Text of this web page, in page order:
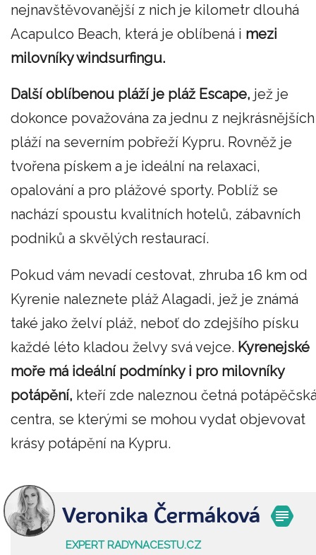
nejnavštěvovanější z nich je kilometr dlouhá
Acapulco Beach, která je oblíbená i mezi
milovníky windsurfingu.
Další oblíbenou pláží je pláž Escape, jež je
dokonce považována za jednu z nejkrásnějších
pláží na severním pobřeží Kypru. Rovněž je
tvořena pískem a je ideální na relaxaci,
opalování a pro plážové sporty. Poblíž se
nachází spoustu kvalitních hotelů, zábavních
podniků a skvělých restaurací.
Pokud vám nevadí cestovat, zhruba 16 km od
Kyrenie naleznete pláž Alagadi, jež je známá
také jako želví pláž, neboť do zdejšího písku
každé léto kladou želvy svá vejce. Kyrenejské
moře má ideální podmínky i pro milovníky
potápění, kteří zde naleznou četná
centra, se kterými se mohou vydat objevovat
krásy potápění na Kypru.
Veronika Čermáková
EXPERT RADYNACESTU.CZ